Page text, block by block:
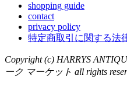
shopping guide
contact
privacy policy
特定商取引に関する法
Copyright (c) HARRYS
ーク マーケット all rights